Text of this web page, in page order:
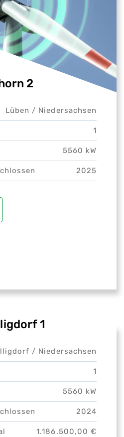
2
Lüben / Niedersachsen
1
5560 kW
2025
1
/ Niedersachsen
1
5560 kW
2024
1.186.500,00 €